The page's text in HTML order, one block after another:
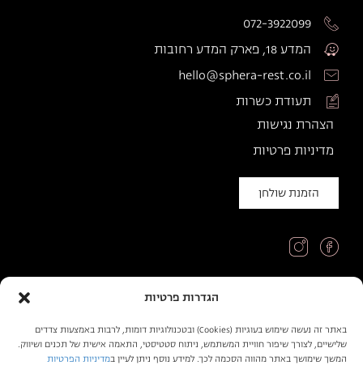
הגדרות פרטיות
באתר זה נעשה שימוש בעוגיות (Cookies) ובטכנולוגיות דומות, לרבות באמצעות צדדים
שלישיים, לצורך שיפור חוויית המשתמש, ניתוח סטטיסטי, התאמה אישית של תכנים ושיווק.
המשך שימושך באתר מהווה הסכמה לכך. למידע נוסף ניתן לעיין במדיניות הפרטיות
072-3922099
המדע 18, פארק המדע רחובות
hello@sphera-rest.co.il
תעודת כשרות
הצהרת נגישות
מדיניות פרטיות
הזמנת שולחן
בניה ועיצוב: omega360